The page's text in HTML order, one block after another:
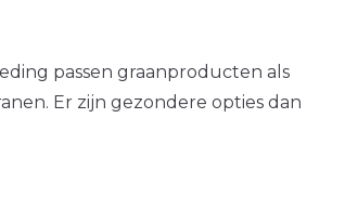
passen graanproducten als
Er zijn gezondere opties dan